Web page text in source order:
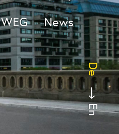
WEG News
De
En